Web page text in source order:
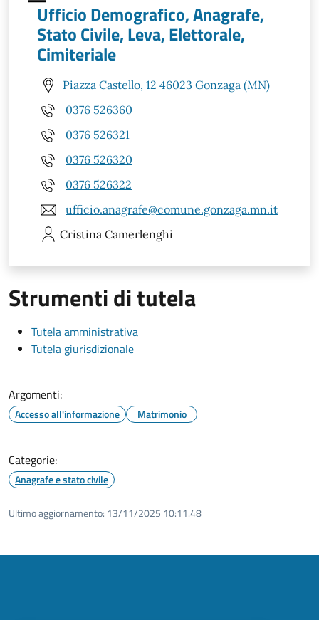
Ufficio Demografico, Anagrafe,
Stato Civile, Leva, Elettorale,
Cimiteriale
Piazza Castello, 12 46023 Gonzaga (MN)
0376 526360
0376 526321
0376 526320
0376 526322
ufficio.anagrafe@comune.gonzaga.mn.it
Cristina Camerlenghi
Strumenti di tutela
Tutela amministrativa
Tutela giurisdizionale
Argomenti:
Accesso all'informazione Matrimonio
Categorie:
Anagrafe e stato civile
Ultimo aggiornamento: 13/11/2025 10:11.48